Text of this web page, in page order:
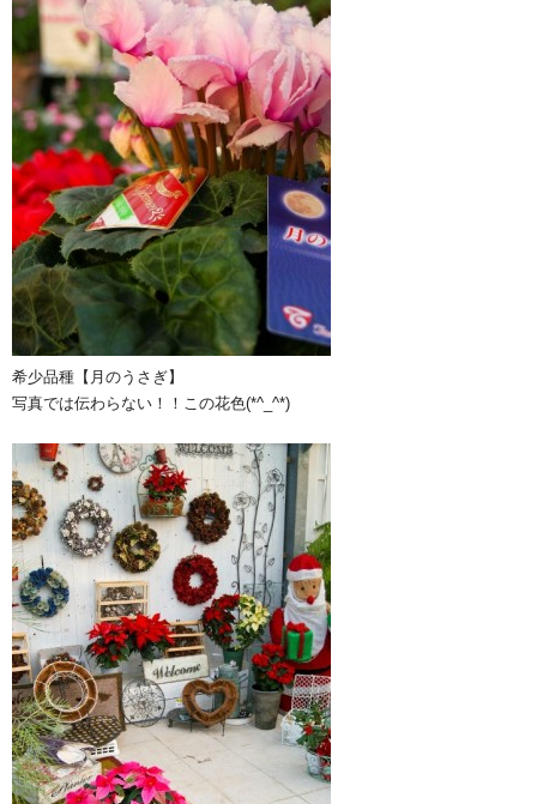
希少品種【月のうさぎ】
写真では伝わらない！！この花色(*^_^*)